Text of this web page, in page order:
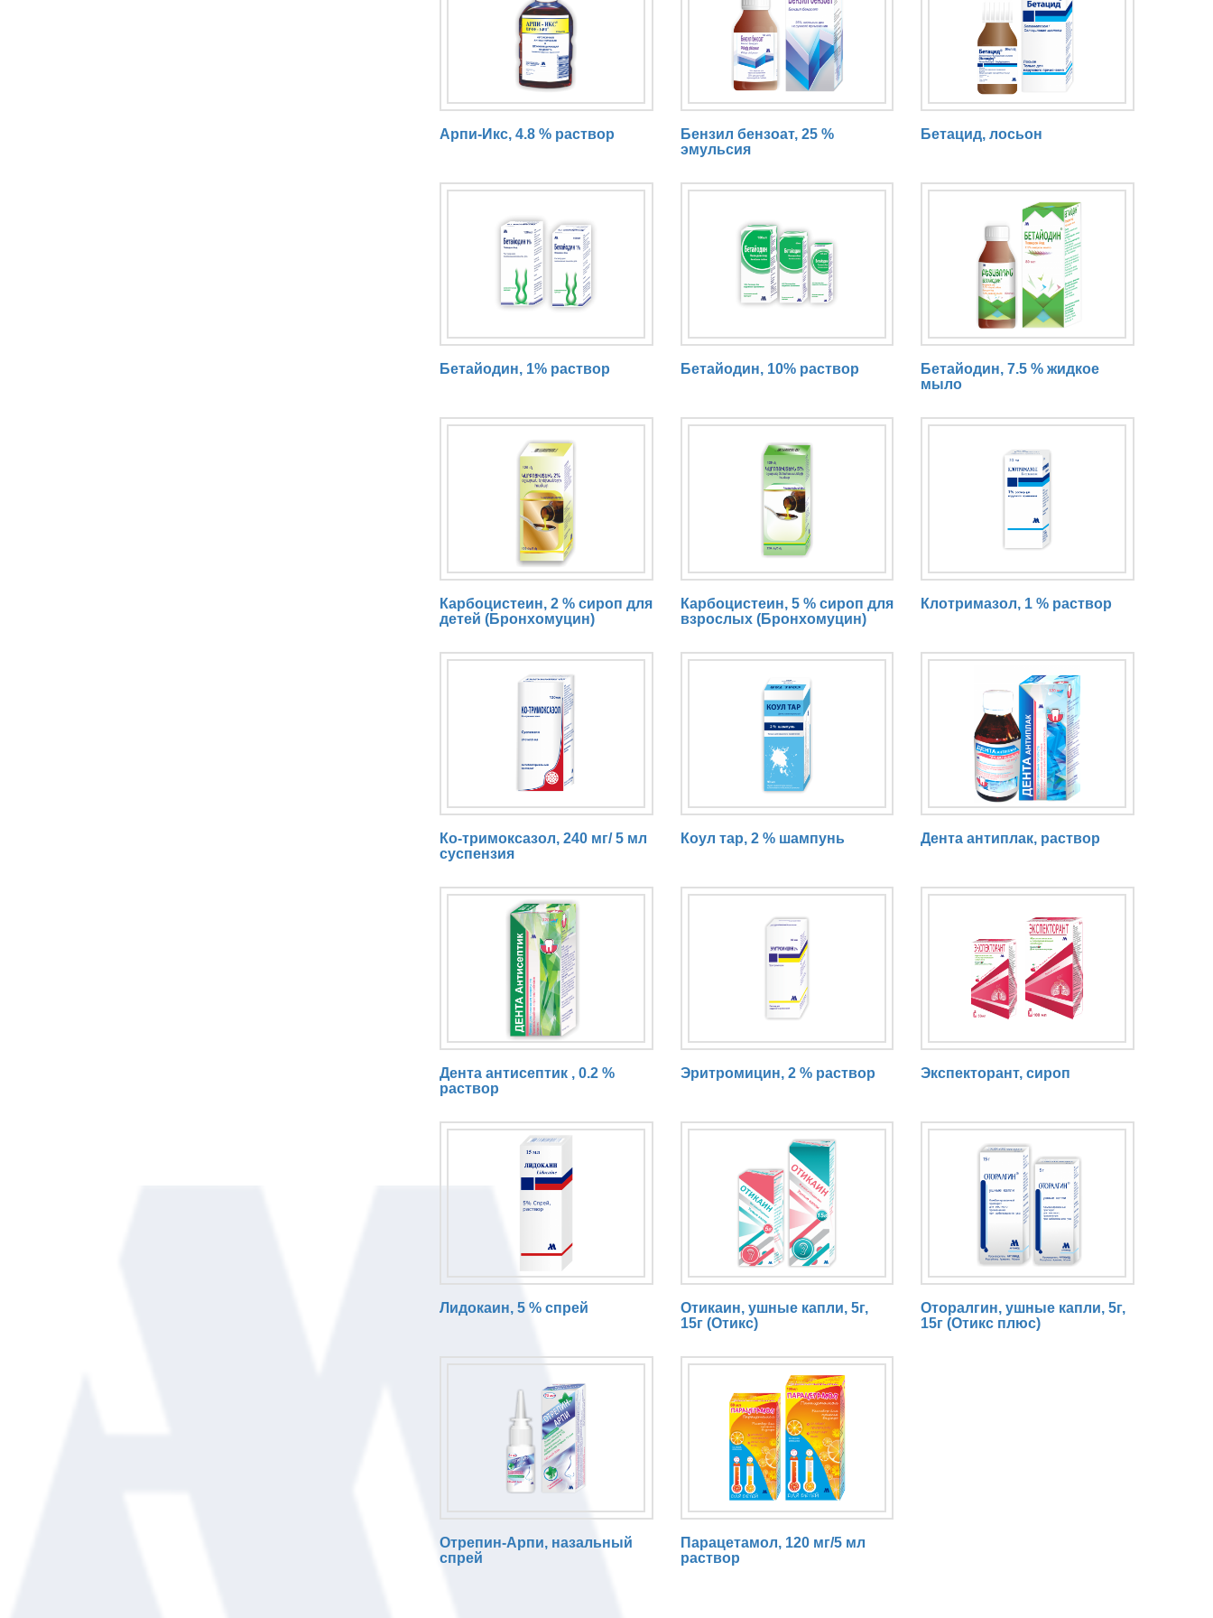
Арпи-Икс, 4.8 % раствор
Бензил бензоат, 25 %
эмульсия
Бетацид, лосьон
Бетайодин, 1% раствор Бетайодин, 10% раствор
Бетайодин, 7.5 % жидкое
мыло
Карбоцистеин, 2 % сироп для
детей (Бронхомуцин)
Карбоцистеин, 5 % сироп для
взрослых (Бронхомуцин)
Клотримазол, 1 % раствор
Ко-тримоксазол, 240 мг/ 5 мл
суспензия
Коул тар, 2 % шампунь Дента антиплак, раствор
Дента антисептик , 0.2 %
раствор
Эритромицин, 2 % раствор Экспекторант, сироп
Лидокаин, 5 % спрей
Отикаин, ушные капли, 5г,
15г (Отикс)
Оторалгин, ушные капли, 5г,
15г (Отикс плюс)
Отрепин-Арпи, назальный
спрей
Парацетамол, 120 мг/5 мл
раствор